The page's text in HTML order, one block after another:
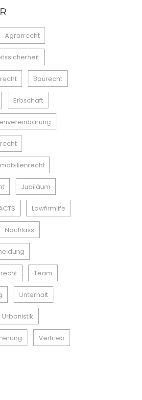
Agrarrecht
Baurecht
Erbschaft
Jubiläum
Lawfirmlife
Nachlass
Team
Unterhalt
Urbanistik
Vertrieb